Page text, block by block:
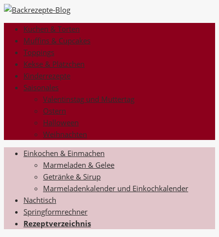
Kuchen & Torten
Muffins & Cupcakes
Toppings
Kekse & Plätzchen
Kinderrezepte
Saisonales
Valentinstag und Muttertag
Ostern
Halloween
Weihnachten
Einkochen & Einmachen
Marmeladen & Gelee
Getränke & Sirup
Marmeladenkalender und Einkochkalender
Nachtisch
Springformrechner
Rezeptverzeichnis